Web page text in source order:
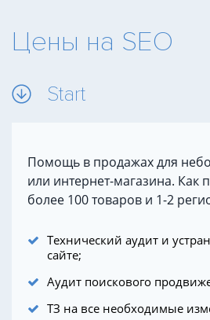
Цены на SEO
Start
Помощь в продажах для
или интернет-магазина. Как
более 100 товаров и 1-2
Технический аудит и
сайте;
Аудит поискового
ТЗ на все необходимые